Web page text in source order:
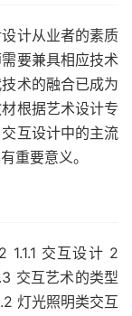
计从业者的素质
要兼具相应技术
术的融合已成为
根据艺术设计专
互设计中的主流
重要意义。
1.1.1 交互设计 2
交互艺术的类型
灯光照明类交互